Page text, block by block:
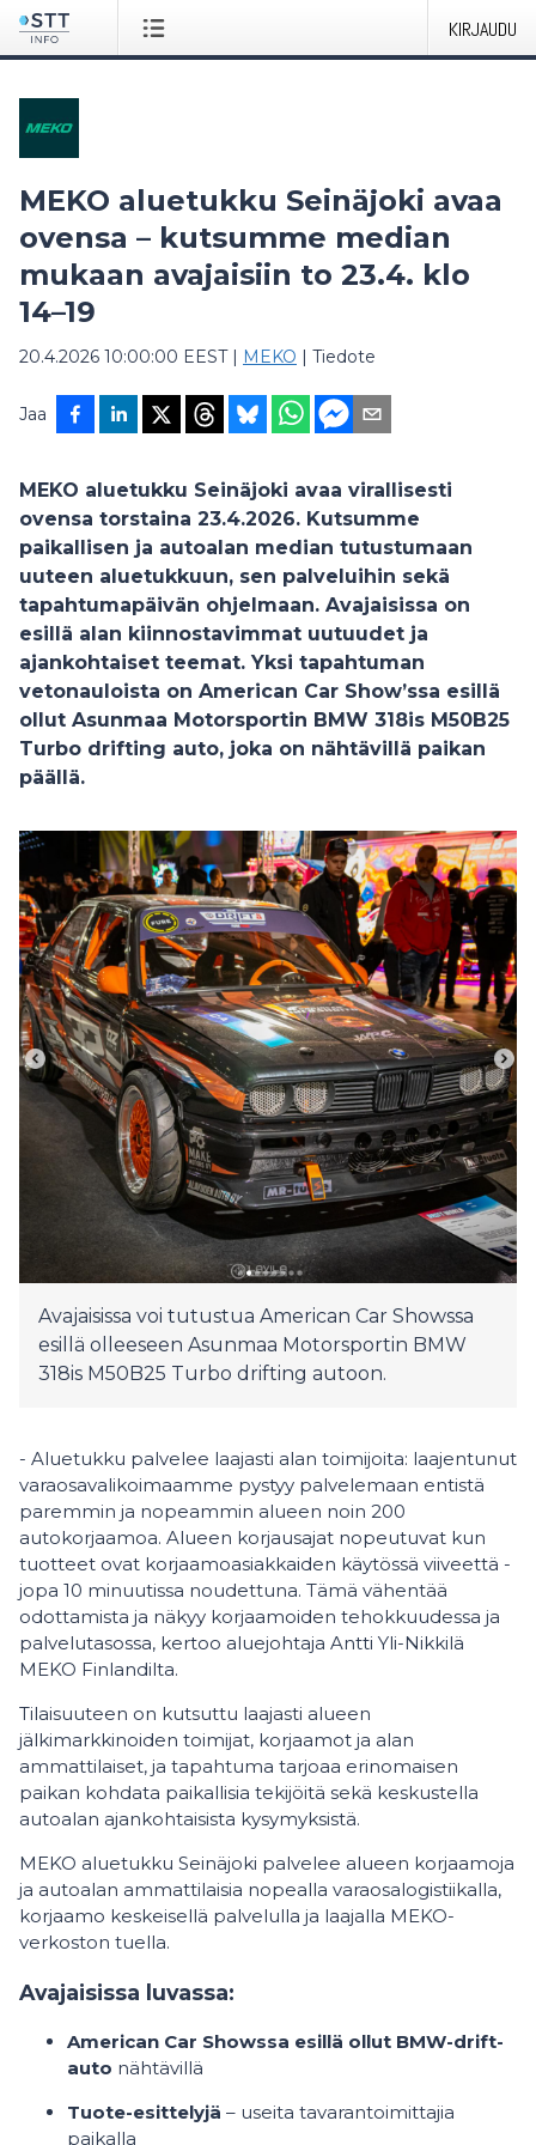
KIRJAUDU
MEKO aluetukku Seinäjoki avaa
ovensa – kutsumme median
mukaan avajaisiin to 23.4. klo
14–19
20.4.2026 10:00:00 EEST| MEKO | Tiedote
Jaa
MEKO aluetukku Seinäjoki avaa virallisesti
ovensa torstaina 23.4.2026. Kutsumme
paikallisen ja autoalan median tutustumaan
uuteen aluetukkuun, sen palveluihin sekä
tapahtumapäivän ohjelmaan. Avajaisissa on
esillä alan kiinnostavimmat uutuudet ja
ajankohtaiset teemat. Yksi tapahtuman
vetonauloista on American Car Show’ssa esillä
ollut Asunmaa Motorsportin BMW 318is M50B25
Turbo drifting auto, joka on nähtävillä paikan
päällä.
Avajaisissa voi tutustua American Car Showssa
esillä olleeseen Asunmaa Motorsportin BMW
318is M50B25 Turbo drifting autoon.
- Aluetukku palvelee laajasti alan toimijoita: laajentunut
varaosavalikoimaamme pystyy palvelemaan entistä
paremmin ja nopeammin alueen noin 200
autokorjaamoa. Alueen korjausajat nopeutuvat kun
tuotteet ovat korjaamoasiakkaiden käytössä viiveettä -
jopa 10 minuutissa noudettuna. Tämä vähentää
odottamista ja näkyy korjaamoiden tehokkuudessa ja
palvelutasossa, kertoo aluejohtaja Antti Yli-Nikkilä
MEKO Finlandilta.
Tilaisuuteen on kutsuttu laajasti alueen
jälkimarkkinoiden toimijat, korjaamot ja alan
ammattilaiset, ja tapahtuma tarjoaa erinomaisen
paikan kohdata paikallisia tekijöitä sekä keskustella
autoalan ajankohtaisista kysymyksistä.
MEKO aluetukku Seinäjoki palvelee alueen korjaamoja
ja autoalan ammattilaisia nopealla varaosalogistiikalla,
korjaamo keskeisellä palvelulla ja laajalla MEKO-
verkoston tuella.
Avajaisissa luvassa:
American Car Showssa esillä ollut BMW-drift-
auto nähtävillä
Tuote-esittelyjä – useita tavarantoimittajia
paikalla